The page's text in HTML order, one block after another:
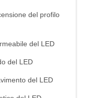
del profilo
del LED
del LED
del LED